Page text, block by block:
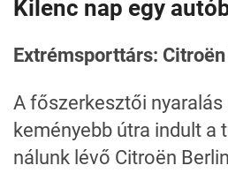
Kilenc nap egy
Extrémsporttárs:
A főszerkesztői nyaralás
keményebb útra indult a
nálunk lévő Citroën